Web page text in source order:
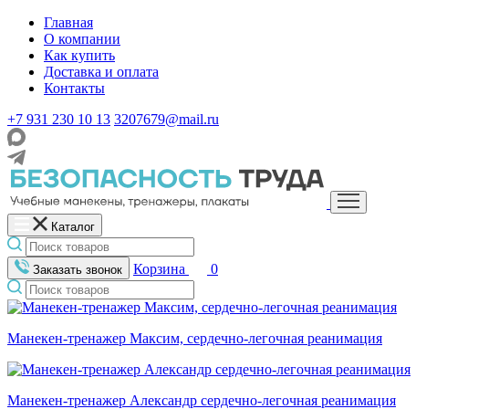
Главная
О компании
Как купить
Доставка и оплата
Контакты
+7 931 230 10 13 3207679@mail.ru
Каталог
Заказать звонок Корзина 0
Манекен-тренажер Максим, сердечно-легочная реанимация
Манекен-тренажер Александр сердечно-легочная реанимация